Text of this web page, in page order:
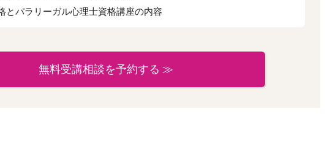
とパラリーガル心理士資格講座の内容
無料受講相談を予約する ≫